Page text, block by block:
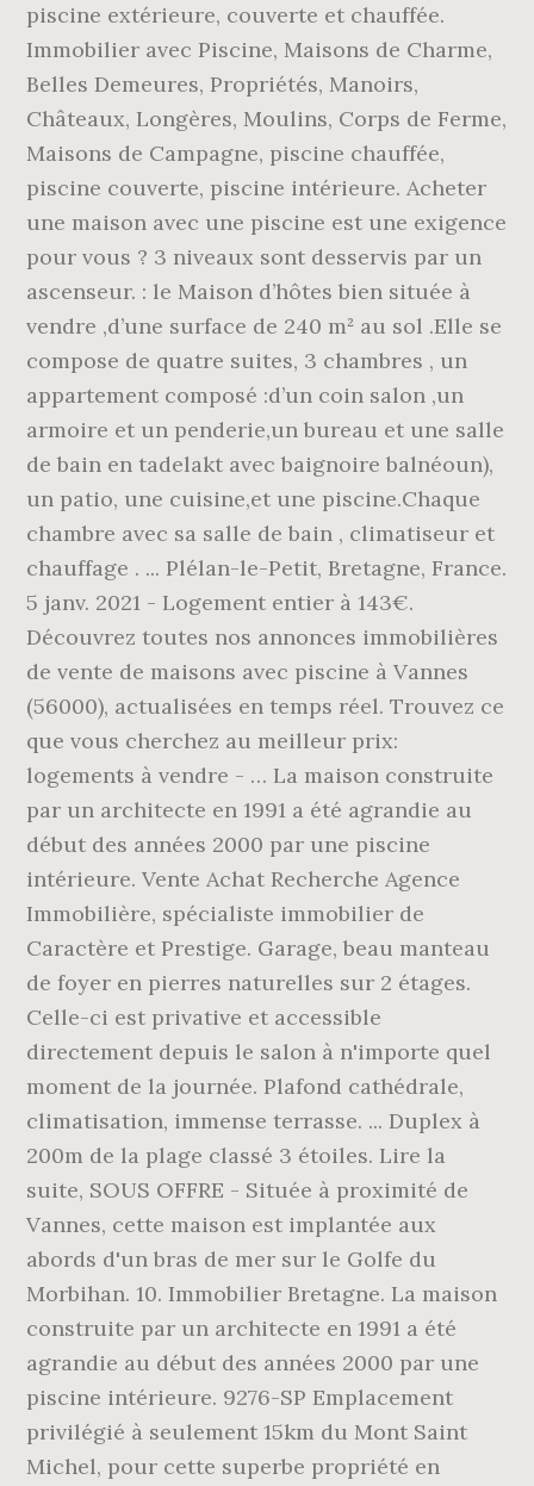
piscine extérieure, couverte et chauffée.
Immobilier avec Piscine, Maisons de Charme,
Belles Demeures, Propriétés, Manoirs,
Châteaux, Longères, Moulins, Corps de Ferme,
Maisons de Campagne, piscine chauffée,
piscine couverte, piscine intérieure. Acheter
une maison avec une piscine est une exigence
pour vous ? 3 niveaux sont desservis par un
ascenseur. : le Maison d’hôtes bien située à
vendre ,d’une surface de 240 m² au sol .Elle se
compose de quatre suites, 3 chambres , un
appartement composé :d’un coin salon ,un
armoire et un penderie,un bureau et une salle
de bain en tadelakt avec baignoire balnéoun),
un patio, une cuisine,et une piscine.Chaque
chambre avec sa salle de bain , climatiseur et
chauffage . ... Plélan-le-Petit, Bretagne, France.
5 janv. 2021 - Logement entier à 143€.
Découvrez toutes nos annonces immobilières
de vente de maisons avec piscine à Vannes
(56000), actualisées en temps réel. Trouvez ce
que vous cherchez au meilleur prix:
logements à vendre - … La maison construite
par un architecte en 1991 a été agrandie au
début des années 2000 par une piscine
intérieure. Vente Achat Recherche Agence
Immobilière, spécialiste immobilier de
Caractère et Prestige. Garage, beau manteau
de foyer en pierres naturelles sur 2 étages.
Celle-ci est privative et accessible
directement depuis le salon à n'importe quel
moment de la journée. Plafond cathédrale,
climatisation, immense terrasse. ... Duplex à
200m de la plage classé 3 étoiles. Lire la
suite, SOUS OFFRE - Située à proximité de
Vannes, cette maison est implantée aux
abords d'un bras de mer sur le Golfe du
Morbihan. 10. Immobilier Bretagne. La maison
construite par un architecte en 1991 a été
agrandie au début des années 2000 par une
piscine intérieure. 9276-SP Emplacement
privilégié à seulement 15km du Mont Saint
Michel, pour cette superbe propriété en